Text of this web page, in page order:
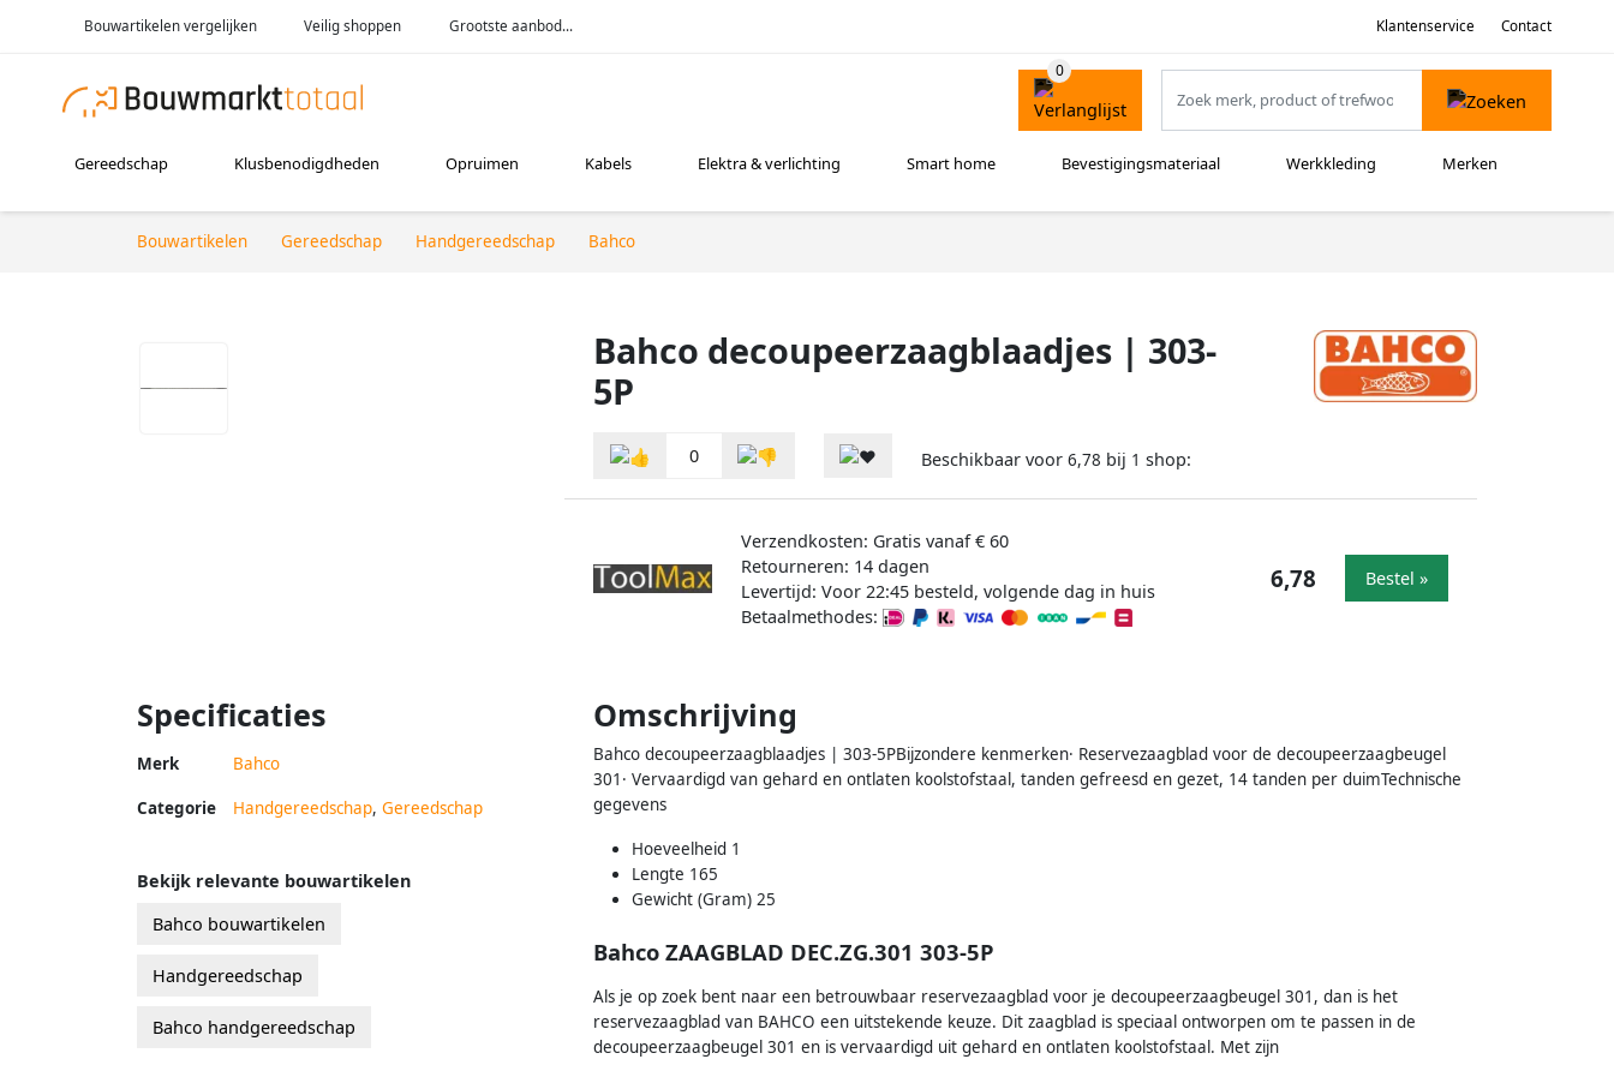
Bouwartikelen vergelijken Veilig shoppen Grootste aanbod... Klantenservice Contact
Gereedschap Klusbenodigdheden Opruimen Kabels Elektra & verlichting Smart home Bevestigingsmateriaal Werkkleding Merken
Bouwartikelen Gereedschap Handgereedschap Bahco
Bahco decoupeerzaagblaadjes | 303-
5P
0 Beschikbaar voor 6,78 bij 1 shop:
Verzendkosten: Gratis vanaf € 60
Retourneren: 14 dagen
Levertijd: Voor 22:45 besteld, volgende dag in huis
Betaalmethodes:
6,78 Bestel »
Specificaties
Merk Bahco
Categorie Handgereedschap, Gereedschap
Omschrijving
Bahco decoupeerzaagblaadjes | 303-5PBijzondere kenmerken· Reservezaagblad voor de decoupeerzaagbeugel
301· Vervaardigd van gehard en ontlaten koolstofstaal, tanden gefreesd en gezet, 14 tanden per duimTechnische
gegevens
Hoeveelheid 1
Lengte 165
Gewicht (Gram) 25
Bahco ZAAGBLAD DEC.ZG.301 303-5P
Als je op zoek bent naar een betrouwbaar reservezaagblad voor je decoupeerzaagbeugel 301, dan is het
reservezaagblad van BAHCO een uitstekende keuze. Dit zaagblad is speciaal ontworpen om te passen in de
decoupeerzaagbeugel 301 en is vervaardigd uit gehard en ontlaten koolstofstaal. Met zijn
Bekijk relevante bouwartikelen
Bahco bouwartikelen
Handgereedschap
Bahco handgereedschap